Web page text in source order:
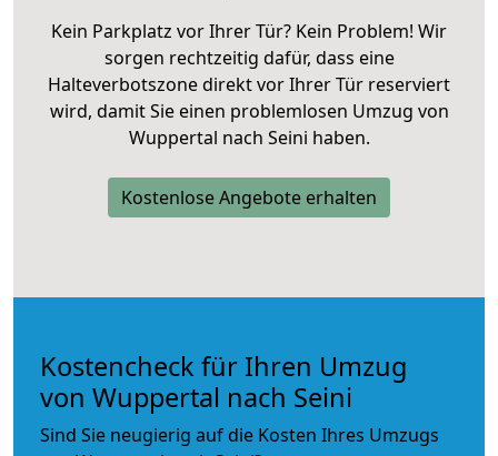
Kein Parkplatz vor Ihrer Tür? Kein Problem! Wir
sorgen rechtzeitig dafür, dass eine
Halteverbotszone direkt vor Ihrer Tür reserviert
wird, damit Sie einen problemlosen Umzug von
Wuppertal nach Seini haben.
Kostenlose Angebote erhalten
Kostencheck für Ihren Umzug
von Wuppertal nach Seini
Sind Sie neugierig auf die Kosten Ihres Umzugs